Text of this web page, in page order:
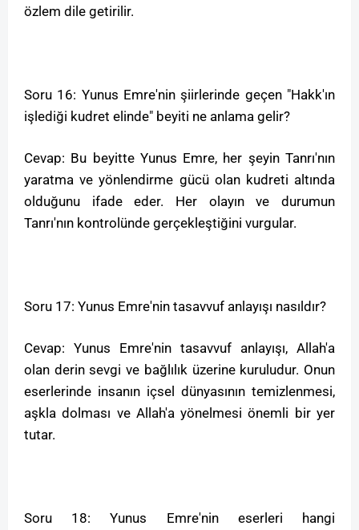
özlem dile getirilir.
Soru 16: Yunus Emre'nin şiirlerinde geçen "Hakk'ın
işlediği kudret elinde" beyiti ne anlama gelir?
Cevap: Bu beyitte Yunus Emre, her şeyin Tanrı'nın
yaratma ve yönlendirme gücü olan kudreti altında
olduğunu ifade eder. Her olayın ve durumun
Tanrı'nın kontrolünde gerçekleştiğini vurgular.
Soru 17: Yunus Emre'nin tasavvuf anlayışı nasıldır?
Cevap: Yunus Emre'nin tasavvuf anlayışı, Allah'a
olan derin sevgi ve bağlılık üzerine kuruludur. Onun
eserlerinde insanın içsel dünyasının temizlenmesi,
aşkla dolması ve Allah'a yönelmesi önemli bir yer
tutar.
Soru 18: Yunus Emre'nin eserleri hangi